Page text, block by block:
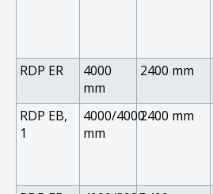
RDP ER
4000
mm
2400 mm
RDP EB,
1
4000/4000
mm
2400 mm